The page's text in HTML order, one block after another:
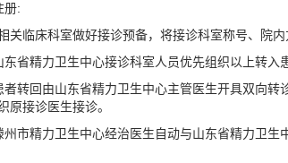
册:
临床科室做好接诊预备，将接诊科室称号、院内
精力卫生中心接诊科室人员优先组织以上转入
回由山东省精力卫生中心主管医生开具双向转
原接诊医生接诊。
精力卫生中心经治医生自动与山东省精力卫生